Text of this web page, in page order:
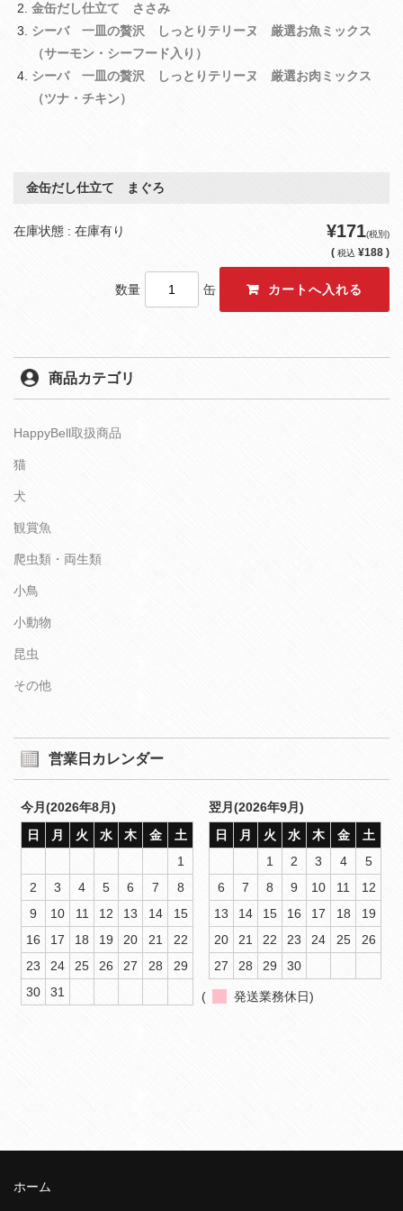
金缶だし仕立て ささみ
シーバ 一皿の贅沢 しっとりテリーヌ 厳選お魚ミックス
（サーモン・シーフード入り）
シーバ 一皿の贅沢 しっとりテリーヌ 厳選お肉ミックス
（ツナ・チキン）
金缶だし仕立て まぐろ
在庫状態 : 在庫有り ¥171(税別)
( 税込 ¥188 )
数量 缶
商品カテゴリ
HappyBell取扱商品
猫
犬
観賞魚
爬虫類・両生類
小鳥
小動物
昆虫
その他
営業日カレンダー
今月(2026年8月)
日
月 火 水 木 金
土
1
2
3 4 5 6 7
8
9
10 11 12 13 14
15
16
17 18 19 20 21
22
23
24 25 26 27 28
29
30
31
翌月(2026年9月)
日
月 火 水 木 金
土
1
2 3 4
5
6
7 8 9 10 11
12
13
14 15 16 17 18
19
20
21 22 23 24 25
26
27
28 29 30
( 発送業務休日)
ホーム